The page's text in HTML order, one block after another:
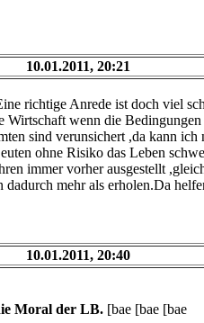
10.01.2011, 20:21
richtige Anrede ist doch viel
wenn die
sind verunsichert ,da kann
ohne Risiko das Leben
immer vorher ausgestellt
mehr als erholen.Da
10.01.2011, 20:40
Moral der LB. [bae [bae [bae